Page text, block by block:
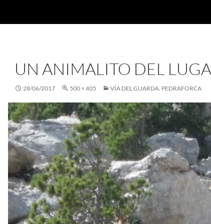
UN ANIMALITO DEL
28/06/2017 500 × 405 VÍA DEL GUARDA. PEDRAFORCA